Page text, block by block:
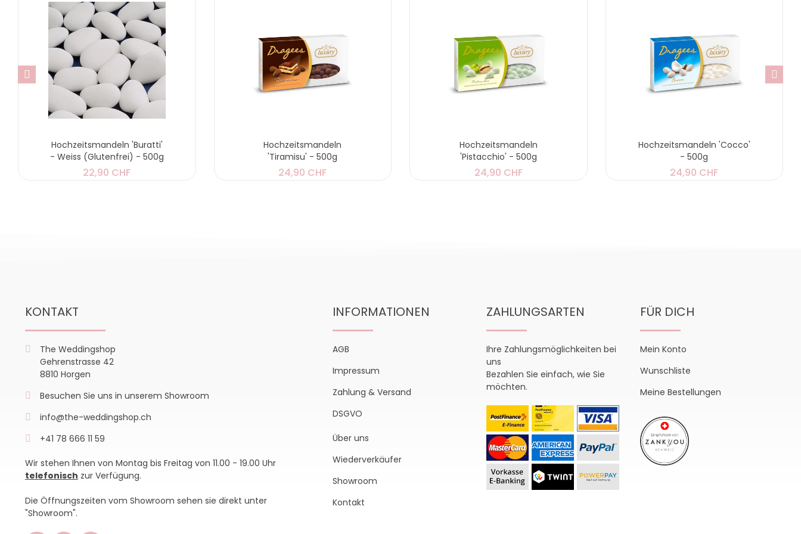
Hochzeitsmandeln 'Buratti'
- Weiss (Glutenfrei) - 500g
22,90 CHF
Hochzeitsmandeln
'Tiramisu' - 500g
24,90 CHF
Hochzeitsmandeln
'Pistacchio' - 500g
24,90 CHF
Hochzeitsmandeln 'Cocco'
- 500g
24,90 CHF
KONTAKT
The Weddingshop
Gehrenstrasse 42
8810 Horgen
Besuchen Sie uns in unserem Showroom
info@the-weddingshop.ch
+41 78 666 11 59
Wir stehen Ihnen von Montag bis Freitag von 11.00 - 19.00 Uhr
telefonisch zur Verfügung.
Die Öffnungszeiten vom Showroom sehen sie direkt unter
"Showroom".
INFORMATIONEN
AGB
Impressum
Zahlung & Versand
DSGVO
Über uns
Wiederverkäufer
Showroom
Kontakt
ZAHLUNGSARTEN
Ihre Zahlungsmöglichkeiten bei
uns
Bezahlen Sie einfach, wie Sie
möchten.
FÜR DICH
Mein Konto
Wunschliste
Meine Bestellungen